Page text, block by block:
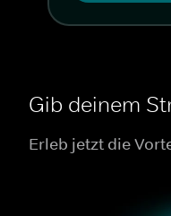
Gib deinem
Erleb jetzt die